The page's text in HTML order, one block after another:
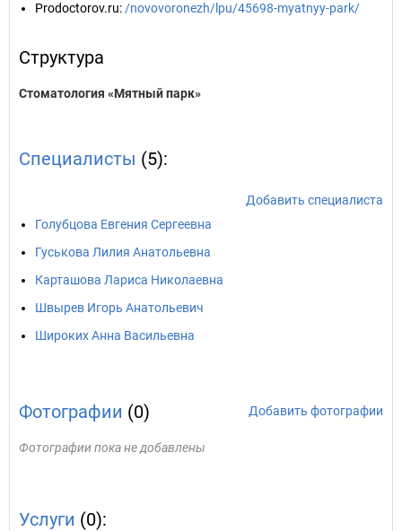
Prodoctorov.ru: /novovoronezh/lpu/45698-myatnyy-park/
Структура
Стоматология «Мятный парк»
Специалисты (5):
Добавить специалиста
Голубцова Евгения Сергеевна
Гуськова Лилия Анатольевна
Карташова Лариса Николаевна
Швырев Игорь Анатольевич
Широких Анна Васильевна
Фотографии (0) Добавить фотографии
Фотографии пока не добавлены
Услуги (0):